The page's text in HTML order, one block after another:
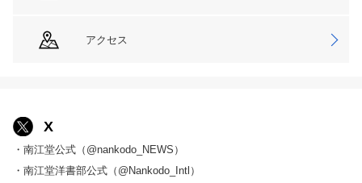
アクセス
X
・南江堂公式（@nankodo_NEWS）
・南江堂洋書部公式（@Nankodo_Intl）